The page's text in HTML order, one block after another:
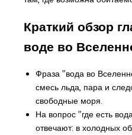
Краткий обзор
воде во
Фраза "вода во
смесь льда, пара и
свободные моря.
На вопрос "где есть
отвечают: в холодных